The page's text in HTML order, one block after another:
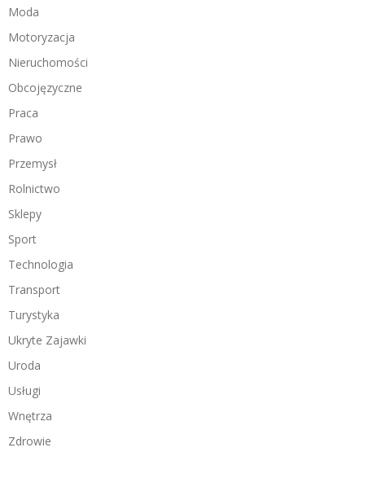
Moda
Motoryzacja
Nieruchomości
Obcojęzyczne
Praca
Prawo
Przemysł
Rolnictwo
Sklepy
Sport
Technologia
Transport
Turystyka
Ukryte Zajawki
Uroda
Usługi
Wnętrza
Zdrowie